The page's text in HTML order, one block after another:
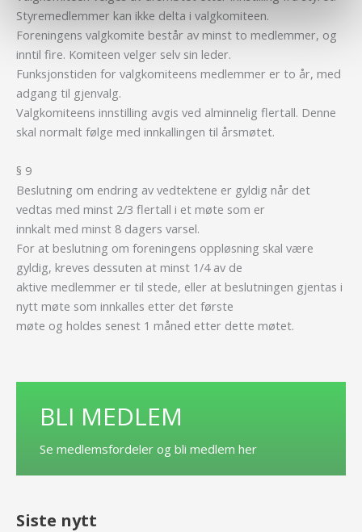
Styremedlemmer kan ikke delta i valgkomiteen.
Foreningens valgkomite består av minst to medlemmer, og
inntil fire. Komiteen velger selv sin leder.
Funksjonstiden for valgkomiteens medlemmer er to år, med
adgang til gjenvalg.
Valgkomiteens innstilling avgis ved alminnelig flertall. Denne
skal normalt følge med innkallingen til årsmøtet.
§ 9
Beslutning om endring av vedtektene er gyldig når det
vedtas med minst 2/3 flertall i et møte som er
innkalt med minst 8 dagers varsel.
For at beslutning om foreningens oppløsning skal være
gyldig, kreves dessuten at minst 1/4 av de
aktive medlemmer er til stede, eller at beslutningen gjentas i
nytt møte som innkalles etter det første
møte og holdes senest 1 måned etter dette møtet.
BLI MEDLEM
Se medlemsfordeler og bli medlem her
Siste nytt